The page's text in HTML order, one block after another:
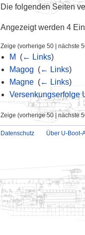
Die folgenden Seiten
Angezeigt werden 4
Zeige (vorherige 50 | nächste
M (← Links)
Magog (← Links)
Magne‎ (← Links)
Versenkungserfolge
Zeige (vorherige 50 | nächste
Datenschutz Über U-Boot-